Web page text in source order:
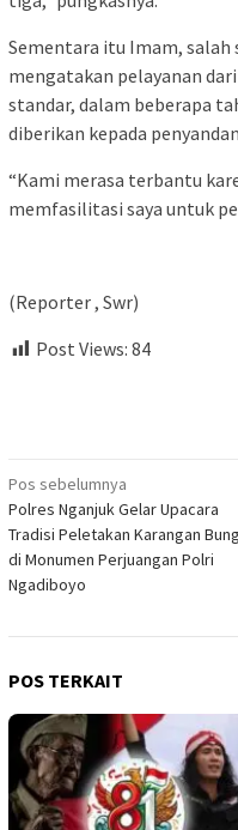
Sementara itu Imam, salah
mengatakan pelayanan
standar, dalam beberapa
diberikan kepada
“Kami merasa terbantu
memfasilitasi saya untuk
(Reporter , Swr)
Post Views: 84
Navigasi
pos
Pos sebelumnya
Polres Nganjuk Gelar Upacara
Tradisi Peletakan Karangan
di Monumen Perjuangan Polri
Ngadiboyo
POS TERKAIT